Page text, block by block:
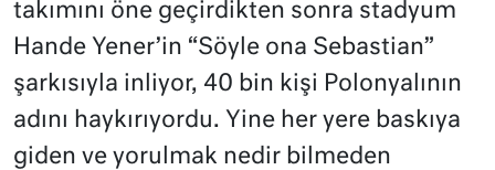
takımını öne geçirdikten sonra stadyum
Hande Yener’in “Söyle ona Sebastian”
şarkısıyla inliyor, 40 bin kişi Polonyalının
adını haykırıyordu. Yine her yere baskıya
giden ve yorulmak nedir bilmeden